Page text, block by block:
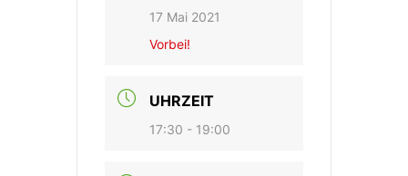
17 Mai 2021
Vorbei!
UHRZEIT
17:30 - 19:00